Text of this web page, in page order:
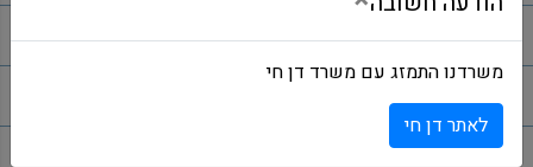
החלטות, פסקי דין וחקיקה
משרדנו התמזג עם משרד דן חי
לאתר דן חי